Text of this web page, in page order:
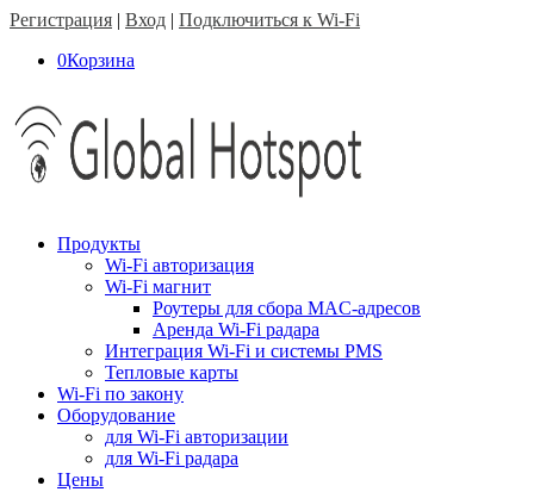
Регистрация | Вход | Подключиться к Wi-Fi
0Корзина
Продукты
Wi-Fi авторизация
Wi-Fi магнит
Роутеры для сбора MAC-адресов
Аренда Wi-Fi радара
Интеграция Wi-Fi и системы PMS
Тепловые карты
Wi-Fi по закону
Оборудование
для Wi-Fi авторизации
для Wi-Fi радара
Цены